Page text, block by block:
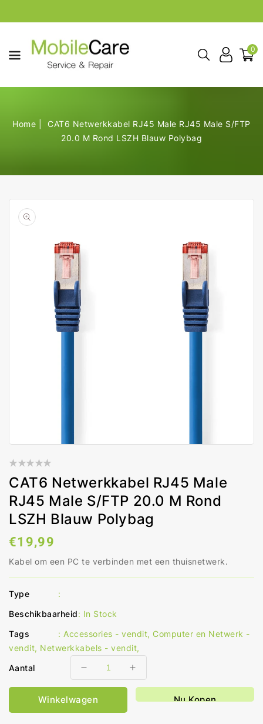
0
Home
CAT6 Netwerkkabel RJ45 Male RJ45 Male S/FTP
20.0 M Rond LSZH Blauw Polybag
CAT6 Netwerkkabel RJ45 Male
RJ45 Male S/FTP 20.0 M Rond
LSZH Blauw Polybag
Normale
prijs
€19,99
Kabel om een PC te verbinden met een thuisnetwerk.
Type
:
Beschikbaarheid: In Stock
Tags
: Accessories - vendit, Computer en Netwerk -
vendit, Netwerkkabels - vendit,
Aantal
Aantal
verlagen
voor
CAT6
Aantal
verhogen
voor
Winkelwagen Nu Kopen